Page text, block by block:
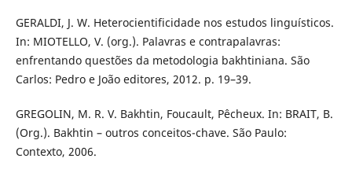
GERALDI, J. W. Heterocientificidade nos estudos linguísticos.
In: MIOTELLO, V. (org.). Palavras e contrapalavras:
enfrentando questões da metodologia bakhtiniana. São
Carlos: Pedro e João editores, 2012. p. 19–39.
GREGOLIN, M. R. V. Bakhtin, Foucault, Pêcheux. In: BRAIT, B.
(Org.). Bakhtin – outros conceitos-chave. São Paulo:
Contexto, 2006.